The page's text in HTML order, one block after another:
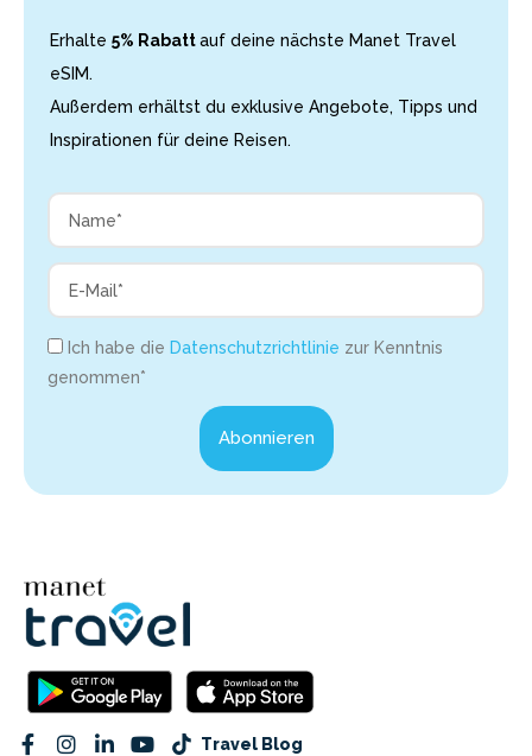
Erhalte 5% Rabattauf deine nächste Manet Travel
eSIM.
Außerdem erhältst du exklusive Angebote, Tipps und
Inspirationen für deine Reisen.
Ich habe die Datenschutzrichtlinie zur Kenntnis
genommen*
Abonnieren
Travel Blog